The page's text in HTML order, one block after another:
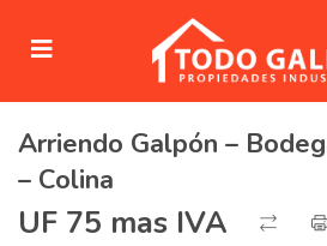
(Venta)
(Arriendo)
Arriendo Galpón –
– Colina
UF 75 mas IVA